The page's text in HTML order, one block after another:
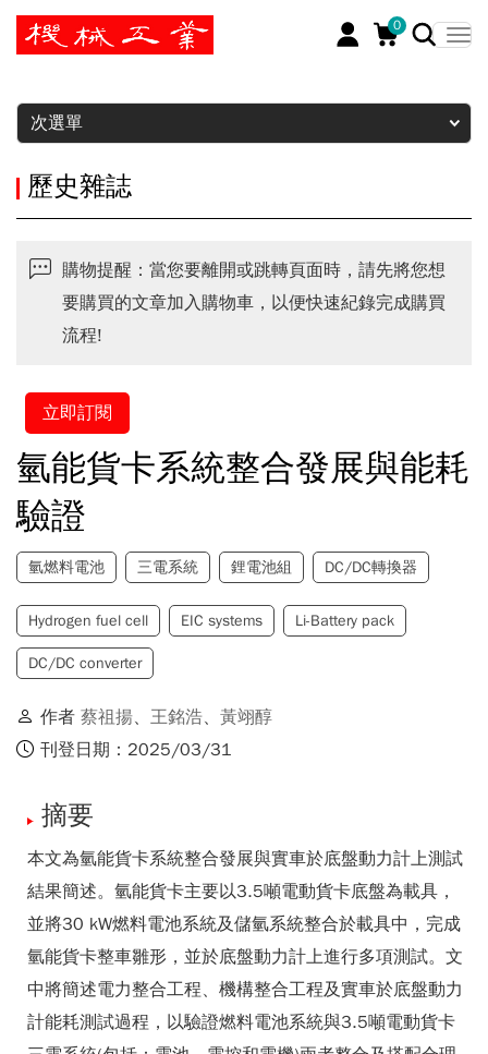
0
暫停
次選單
歷史雜誌
購物提醒：當您要離開或跳轉頁面時，請先將您想
要購買的文章加入購物車，以便快速紀錄完成購買
流程!
立即訂閱
氫能貨卡系統整合發展與能耗
驗證
氫燃料電池 三電系統 鋰電池組 DC/DC轉換器
Hydrogen fuel cell EIC systems Li-Battery pack
DC/DC converter
作者 蔡祖揚、 王銘浩、 黃翊醇
刊登日期：2025/03/31
摘要
本文為氫能貨卡系統整合發展與實車於底盤動力計上測試
結果簡述。氫能貨卡主要以3.5噸電動貨卡底盤為載具，
並將30 kW燃料電池系統及儲氫系統整合於載具中，完成
氫能貨卡整車雛形，並於底盤動力計上進行多項測試。文
中將簡述電力整合工程、機構整合工程及實車於底盤動力
計能耗測試過程，以驗證燃料電池系統與3.5噸電動貨卡